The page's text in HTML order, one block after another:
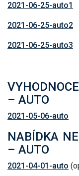
2021-06-25-auto1
2021-06-25-auto2
2021-06-25-auto3
– AUTO
2021-05-06-auto
NABÍDKA
– AUTO
2021-04-01-auto